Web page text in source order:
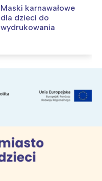
Maski karnawałowe
dla dzieci do
wydrukowania